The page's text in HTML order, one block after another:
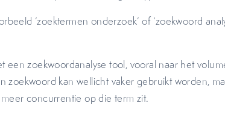
‘zoektermen onderzoek’ of ‘zoekwoord
een zoekwoordanalyse tool, vooral naar het
zoekwoord kan wellicht vaker gebruikt worden,
concurrentie op die term zit.